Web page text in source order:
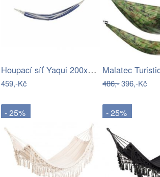
Houpací síť Yaqui 200x80cm modrobílá
459,-Kč 486,-396,-Kč
- 25% - 25%